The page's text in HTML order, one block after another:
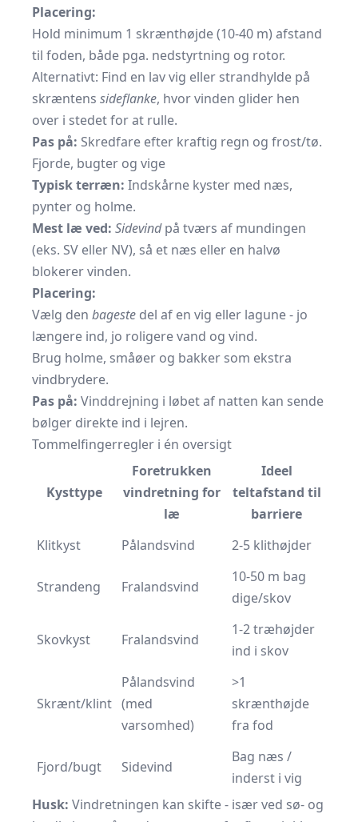
Placering:
Hold minimum 1 skrænthøjde (10-40 m) afstand
til foden, både pga. nedstyrtning og rotor.
Alternativt: Find en lav vig eller strandhylde på
skræntens sideflanke, hvor vinden glider hen
over i stedet for at rulle.
Pas på: Skredfare efter kraftig regn og frost/tø.
Fjorde, bugter og vige
Typisk terræn: Indskårne kyster med næs,
pynter og holme.
Mest læ ved: Sidevindpå tværs af mundingen
(eks. SV eller NV), så et næs eller en halvø
blokerer vinden.
Placering:
Vælg den bageste del af en vig eller lagune - jo
længere ind, jo roligere vand og vind.
Brug holme, småøer og bakker som ekstra
vindbrydere.
Pas på: Vinddrejning i løbet af natten kan sende
bølger direkte ind i lejren.
Tommelfingerregler i én oversigt
Kysttype
Foretrukken
vindretning for
læ
Ideel
teltafstand til
barriere
Klitkyst
Pålandsvind 2-5 klithøjder
Strandeng Fralandsvind
10-50 m bag
dige/skov
Skovkyst Fralandsvind
1-2 træhøjder
ind i skov
Skrænt/klint
Pålandsvind
(med
varsomhed)
>1
skrænthøjde
fra fod
Fjord/bugt Sidevind
Bag næs /
inderst i vig
Husk: Vindretningen kan skifte - især ved sø- og